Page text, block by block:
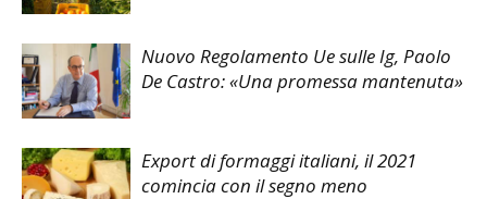
Nuovo Regolamento Ue sulle Ig, Paolo
De Castro: «Una promessa mantenuta»
Export di formaggi italiani, il 2021
comincia con il segno meno